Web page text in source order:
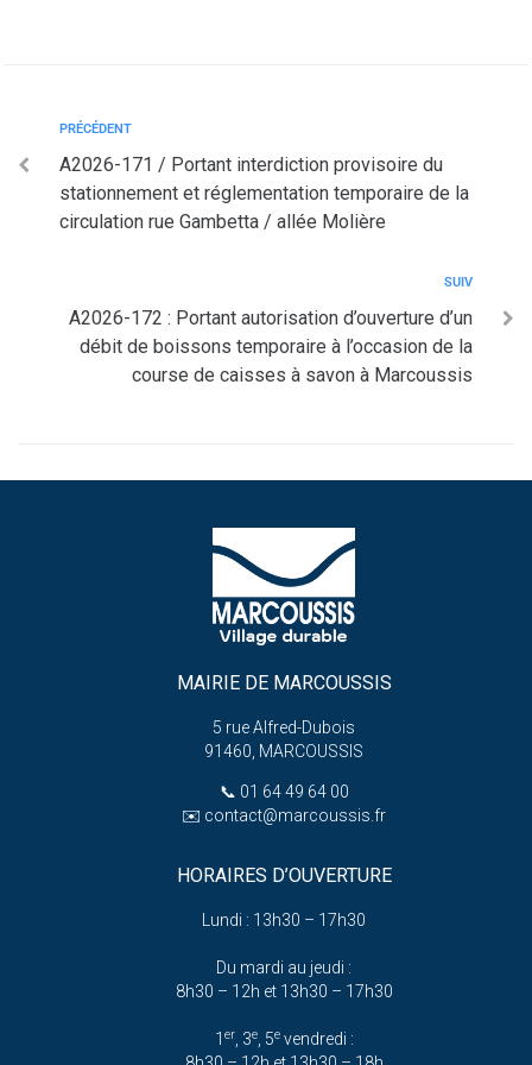
PRÉCÉDENT
A2026-171 / Portant interdiction provisoire du
stationnement et réglementation temporaire de la
circulation rue Gambetta / allée Molière
SUIV
A2026-172 : Portant autorisation d’ouverture d’un
débit de boissons temporaire à l’occasion de la
course de caisses à savon à Marcoussis
MAIRIE DE MARCOUSSIS
5 rue Alfred-Dubois
91460, MARCOUSSIS
📞 01 64 49 64 00
✉️ contact@marcoussis.fr
HORAIRES D’OUVERTURE
Lundi : 13h30 – 17h30
Du mardi au jeudi :
8h30 – 12h et 13h30 – 17h30
1 er, 3e, 5evendredi :